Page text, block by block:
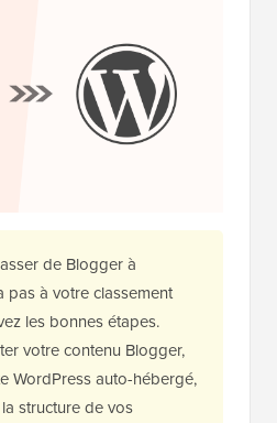
de Blogger à
pas à votre classement
les bonnes étapes.
votre contenu Blogger,
WordPress auto-hébergé,
structure de vos